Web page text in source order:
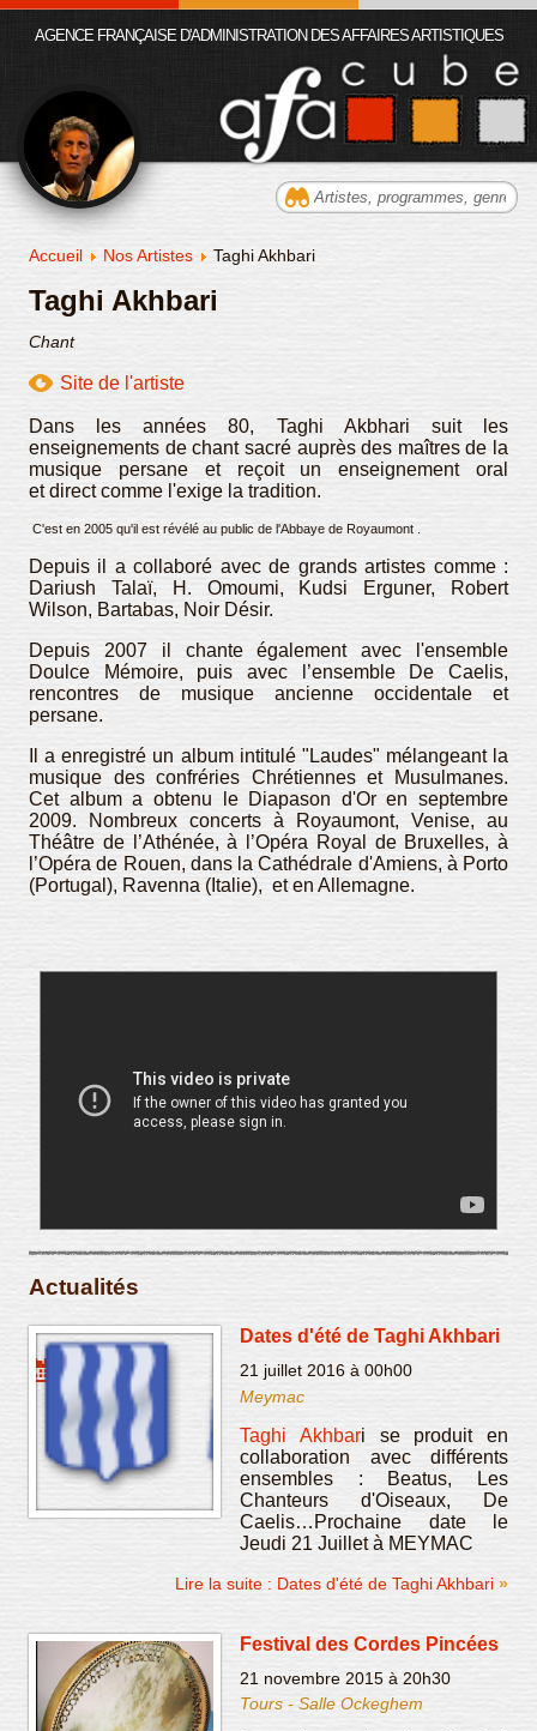
Accueil Nos Artistes Taghi Akhbari
Taghi Akhbari
Chant
Site de l'artiste
Dans les années 80, Taghi Akbhari suit les
enseignements de chant sacré auprès des maîtres de la
musique persane et reçoit un enseignement oral
et direct comme l'exige la tradition.
C'est en 2005 qu'il est révélé au public de l'Abbaye de Royaumont .
Depuis il a collaboré avec de grands artistes comme :
Dariush Talaï, H. Omoumi, Kudsi Erguner, Robert
Wilson, Bartabas, Noir Désir.
Depuis 2007 il chante également avec l'ensemble
Doulce Mémoire, puis avec l’ensemble De Caelis,
rencontres de musique ancienne occidentale et
persane.
Il a enregistré un album intitulé "Laudes" mélangeant la
musique des confréries Chrétiennes et Musulmanes.
Cet album a obtenu le Diapason d'Or en septembre
2009. Nombreux concerts à Royaumont, Venise, au
Théâtre de l’Athénée, à l’Opéra Royal de Bruxelles, à
l’Opéra de Rouen, dans la Cathédrale d'Amiens, à Porto
(Portugal), Ravenna (Italie), et en Allemagne.
Actualités
Dates d'été de Taghi Akhbari
21 juillet 2016 à 00h00
Meymac
Taghi Akhbari se produit en
collaboration avec différents
ensembles : Beatus, Les
Chanteurs d'Oiseaux, De
Caelis…Prochaine date le
Jeudi 21 Juillet à MEYMAC
Lire la suite : Dates d'été de Taghi Akhbari
Festival des Cordes Pincées
21 novembre 2015 à 20h30
Tours - Salle Ockeghem
AGENCE FRANÇAISE D'ADMINISTRATION DES AFFAIRES ARTISTIQUES